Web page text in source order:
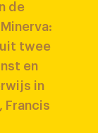
de
uit twee
en
in
Francis